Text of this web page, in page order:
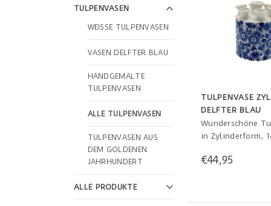
TULPENVASEN
WEISSE TULPENVASEN
VASEN DELFTER BLAU
HANDGEMALTE
TULPENVASEN
ALLE TULPENVASEN
TULPENVASEN AUS
DEM GOLDENEN
JAHRHUNDERT
ALLE PRODUKTE
TULPENVASE
DELFTER BLAU
Wunderschöne
in Zylinderform,
€44,95